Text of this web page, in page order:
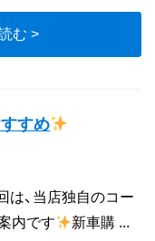
む >
すめ
は、当店独自のコー
内です
新車購 ...